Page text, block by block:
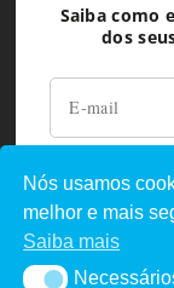
Saiba como
dos
Ao deixar seu e-
Nós usamos
melhor e mais
Saiba mais
Necessários